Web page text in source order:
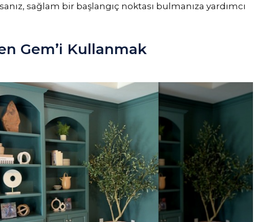
sağlam bir başlangıç ​​noktası bulmanıza yardımcı
Gem’i Kullanmak